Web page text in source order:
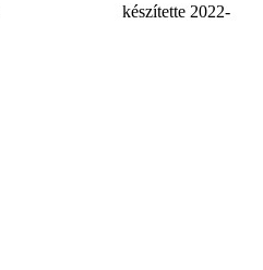
készítette 2022-